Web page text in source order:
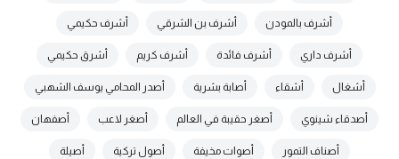
أشرف بالمودن أشرف بن الشرقي أشرف حكيمي
أشرف داري أشرف فائدة أشرف كريم أشرق حكيمي
أشغال أشقاء أصابة بشرية أصدر المحامي يوسف الشهبي
أصدقاء شينوي أصغر حقيبة في العالم أصغر لاعب أصفهان
أصناف التمور أصوات مخيفة أصول تركية أصيلة